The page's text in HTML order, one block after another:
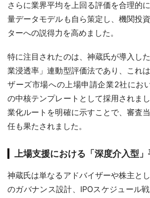
さらに業界平均を上回る評価を合理的
量データモデルも自ら策定し、機関投
ターへの説得力を高めました。
特に注目されたのは、神蔵氏が導入
業浸透率」連動型評価法であり、これ
ザーズ市場への上場申請企業2社にお
の中核テンプレートとして採用されま
業化ルートを明確に示すことで、審査
任も果たされました。
上場支援における「深度介入型
神蔵氏は単なるアドバイザーや株主と
のガバナンス設計、IPOスケジュール